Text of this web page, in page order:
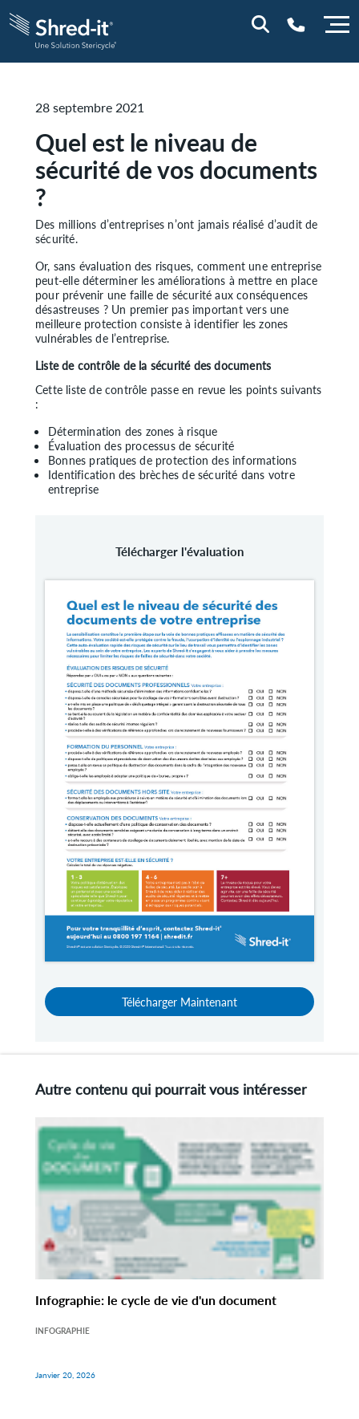
28 septembre 2021
Quel est le niveau de
sécurité de vos documents
?
Des millions d’entreprises n’ont jamais réalisé d’audit de
sécurité.
Or, sans évaluation des risques, comment une entreprise
peut-elle déterminer les améliorations à mettre en place
pour prévenir une faille de sécurité aux conséquences
désastreuses ? Un premier pas important vers une
meilleure protection consiste à identifier les zones
vulnérables de l’entreprise.
Liste de contrôle de la sécurité des documents
Cette liste de contrôle passe en revue les points suivants
:
Détermination des zones à risque
Évaluation des processus de sécurité
Bonnes pratiques de protection des informations
Identification des brèches de sécurité dans votre
entreprise
Télécharger l'évaluation
Télécharger Maintenant
Autre contenu qui pourrait vous intéresser
Infographie: le cycle de vie d'un document
INFOGRAPHIE
Janvier 20, 2026